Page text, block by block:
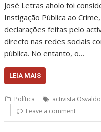
José Letras aholo foi
Instigação Pública ao
declarações feitas pelo
directo nas redes sociais
pública. No entanto, o…
LEIA MAIS
Política activista
Leave a comment